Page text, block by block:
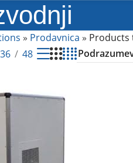
» Prodavnica » Products
36 48